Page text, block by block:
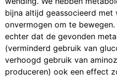
bijna altijd geassocieerd met
onvermogen om te
echter dat de gevonden
(verminderd gebruik van
verhoogd gebruik van
produceren) ook een effect